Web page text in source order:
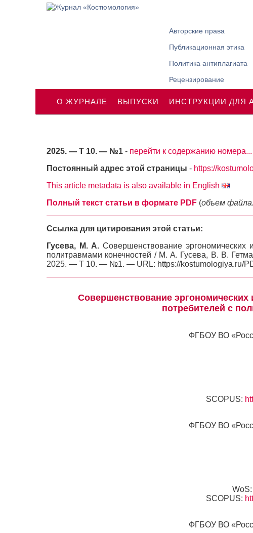
Авторские права
Публикационная этика
Политика антиплагиата
Рецензирование
О ЖУРНАЛЕ ВЫПУСКИ ИНСТРУКЦИИ ДЛЯ
2025. — Т 10. — №1 - перейти к содержанию номера...
Постоянный адрес этой страницы - https://
This article metadata is also available in English
Полный текст статьи в формате PDF (объем
Ссылка для цитирования этой статьи:
Гусева, М. А. Совершенствование эргономических
политравмами конечностей / М. А. Гусева, В. В.
2025. — Т 10. — №1. — URL: https://kostumologiya.ru/
Совершенствование эргономических
потребителей с
ФГБОУ ВО
SCOPUS:
ФГБОУ ВО
WoS:
SCOPUS:
ФГБОУ ВО